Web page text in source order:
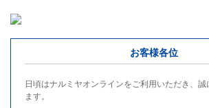
お客様各位
日頃はナルミヤオンラインをご利用いただき、
ます。